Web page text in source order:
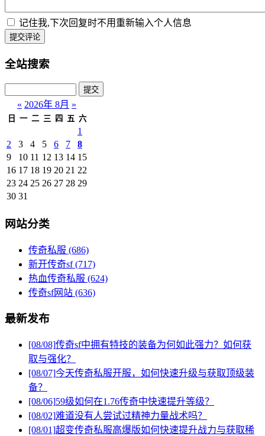
记住我,下次回复时不用重新输入个人信息
提交评论
全站搜索
« 2026年 8月 »
日 一 二 三 四 五 六
1
2
3 4 5 6 7
8
9
10 11 12 13 14 15
16 17 18 19 20 21 22
23 24 25 26 27 28 29
30 31
网站分类
传奇私服 (686)
新开传奇sf(717)
热血传奇私服 (624)
传奇sf网站 (636)
最新发布
[08/08]传奇sf中拥有特技的装备为何如此强力？如何获
取与强化？
[08/07]今天传奇私服开服，如何快速升级与获取顶级装
备？
[08/06]59级如何在1.76传奇中快速提升等级？
[08/02]难道没有人尝试过精神力量战术吗？
[08/01]超变传奇私服高爆版如何快速提升战力与获取稀